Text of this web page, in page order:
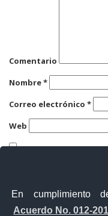
En cumplimiento
Acuerdo No. 012-
Comentario
Nombre*
Correo electrónico *
Web
Guarda mi